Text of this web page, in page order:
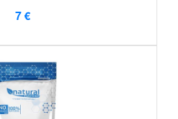
7 €